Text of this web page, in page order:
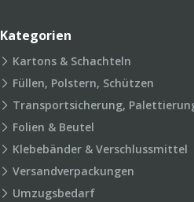
Kategorien
Kartons & Schachteln
Füllen, Polstern, Schützen
Transportsicherung,
Folien & Beutel
Klebebänder & Verschlussmittel
Versandverpackungen
Umzugsbedarf